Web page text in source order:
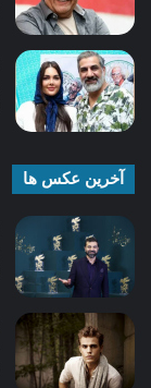
آخرین عکس ها